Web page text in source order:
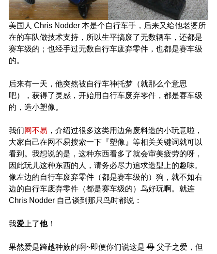
美国人 Chris Nodder 本是个自行车手，后来又给他老婆所
在的车队做技术支持，所以生平搞废了无数辆车，还都是
赛车级的；也经手过无数自行车废弃零件，也都是赛车级
的。
后来有一天，他突然被自行车神托梦（就那么个意思
吧），获得了灵感，开始用自行车废弃零件，都是赛车级
的，造小塑像。
我们网不易 ，介绍过很多这类用边角废料造的小玩意啦，
大家自己在网不易搜索一下『塑像』等相关关键词就可以
看到。我想说的是，这种东西看多了就会审美疲劳的呀，
因此玩儿这种东西的人，请务必尽力追求造型上的趣味。
像左边的自行车废弃零件（都是赛车级的）狗，就不如右
边的自行车废弃零件（都是赛车级的）鸟好玩啊。就连
Chris Nodder 自己谈到那只鸟时都说：
我爱上了他！
果然爱是跨越种族的啊~即便你们说这是母父子之爱，但